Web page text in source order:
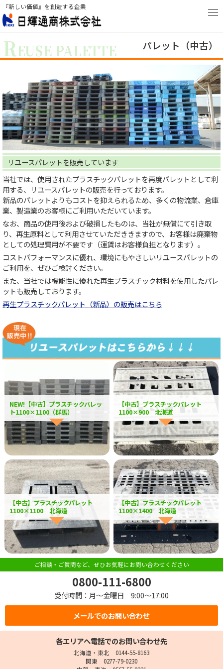
『新しい価値』を創造する企業
パレット（中古）
REUSE PALETTE
リユースパレットを販売しています
当社では、使用されたプラスチックパレットを再度パレットとして利
用する、リユースパレットの販売を行っております。
新品のパレットよりもコストを抑えられるため、多くの物流業、倉庫
業、製造業のお客様にご利用いただいています。
なお、商品の使用後および破損したものは、当社が無償にて引き取
り、再生原料として利用させていただききますので、お客様は廃棄物
としての処理費用が不要です（運賃はお客様負担となります）。
コストパフォーマンスに優れ、環境にもやさしいリユースパレットの
ご利用を、ぜひご検討ください。
また、当社では機能性に優れた再生プラスチック材料を使用したパレ
ットも販売しております。
再生プラスチックパレット（新品）の販売はこちら
NEW!【中古】プラスチックパレッ
ト1100×1100（群馬）
【中古】プラスチックパレット
1100×900 北海道
【中古】プラスチックパレット
1100×1100 北海道
【中古】プラスチックパレット
1100×1400 北海道
ご相談・ご質問など、ぜひお気軽にお問い合わせください
0800-111-6800
受付時間：月～金曜日 9:00～17:00
メールでのお問い合わせ
各エリアへ電話でのお問い合わせ先
北海道・東北 0144-55-8163
関東 0277-79-0230